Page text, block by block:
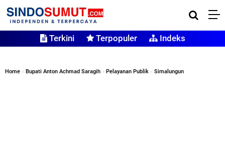
Terkini Terpopuler Indeks
Home » Bupati Anton Achmad Saragih » Pelayanan Publik » Simalungun